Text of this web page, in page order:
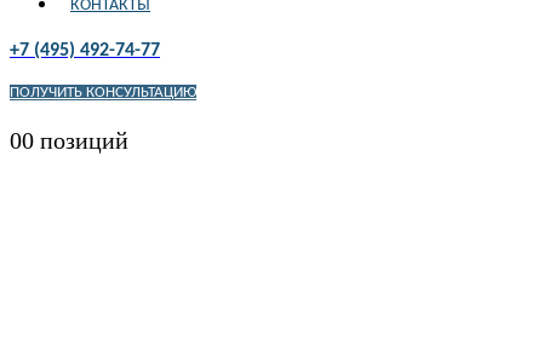
КОНТАКТЫ
+7 (495) 492-74-77
ПОЛУЧИТЬ КОНСУЛЬТАЦИЮ
00 позиций